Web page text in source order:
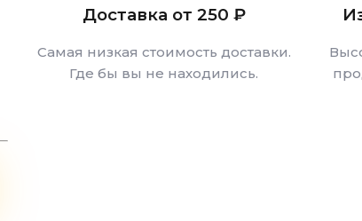
Доставка от 250 ₽
Самая низкая стоимость доставки.
Где бы вы не находились.